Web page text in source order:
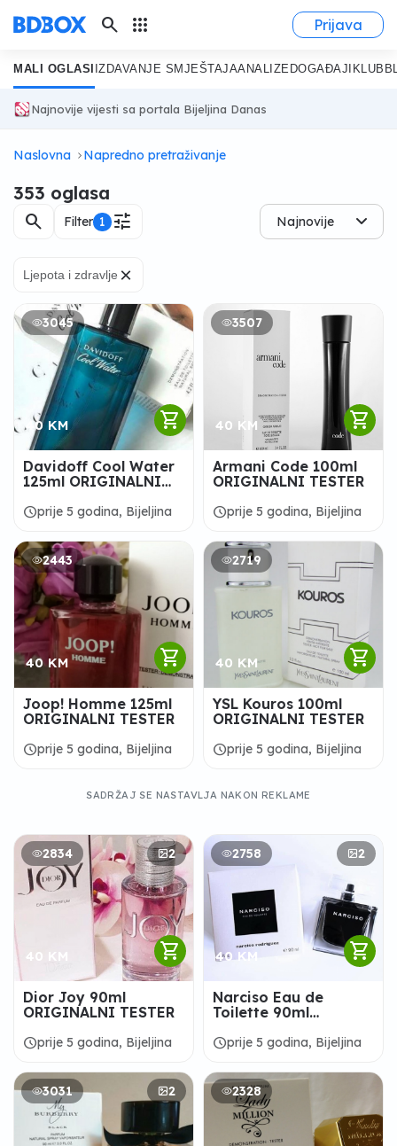
search apps Prijava
MALI OGLASI IZDAVANJE SMJEŠTAJAANALIZE DOGAĐAJI KLUB
Najnovije vijesti sa portala Bijeljina Danas
Naslovna Napredno pretraživanje
353 oglasa
search Filter 1 tune Najnovije
Ljepota i zdravlje ×
3045
40 KM shopping_cart
Davidoff Cool Water
125ml ORIGINALNI
scheduleprije 5 godina, Bijeljina
3507
40 KM shopping_cart
Armani Code 100ml
ORIGINALNI TESTER
scheduleprije 5 godina, Bijeljina
2443
40 KM shopping_cart
Joop! Homme 125ml
ORIGINALNI TESTER
scheduleprije 5 godina, Bijeljina
2719
40 KM shopping_cart
YSL Kouros 100ml
ORIGINALNI TESTER
scheduleprije 5 godina, Bijeljina
SADRŽAJ SE NASTAVLJA NAKON REKLAME
2834 2
40 KM shopping_cart
Dior Joy 90ml
ORIGINALNI TESTER
scheduleprije 5 godina, Bijeljina
2758 2
40 KM shopping_cart
Narciso Eau de
Toilette 90ml
scheduleprije 5 godina, Bijeljina
3031 2 2328